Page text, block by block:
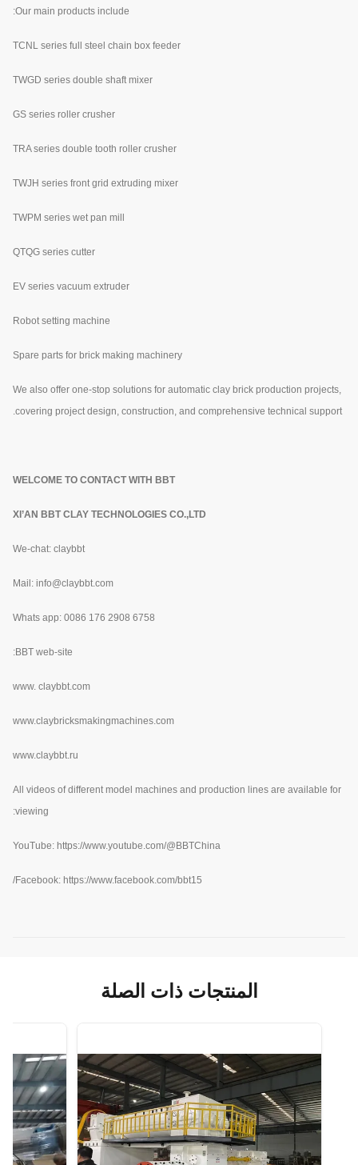
Our main products include:
TCNL series full steel chain box feeder
TWGD series double shaft mixer
GS series roller crusher
TRA series double tooth roller crusher
TWJH series front grid extruding mixer
TWPM series wet pan mill
QTQG series cutter
EV series vacuum extruder
Robot setting machine
Spare parts for brick making machinery
We also offer one-stop solutions for automatic clay brick production projects,
covering project design, construction, and comprehensive technical support.
WELCOME TO CONTACT WITH BBT
XI’AN BBT CLAY TECHNOLOGIES CO.,LTD
We-chat: claybbt
Mail: info@claybbt.com
Whats app: 0086 176 2908 6758
BBT web-site:
www. claybbt.com
www.claybricksmakingmachines.com
www.claybbt.ru
All videos of different model machines and production lines are available for
viewing:
YouTube: https://www.youtube.com/@BBTChina
Facebook: https://www.facebook.com/bbt15/
المنتجات ذات الصلة